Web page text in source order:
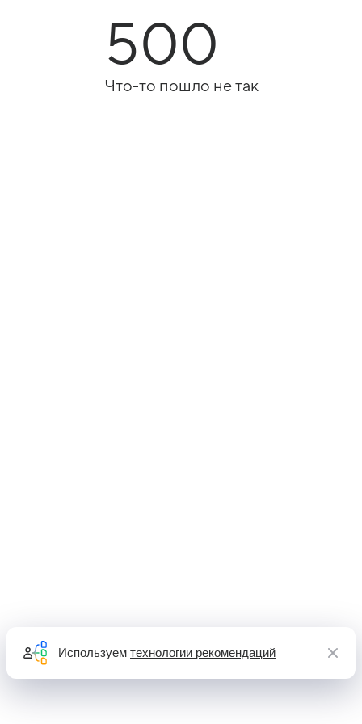
500
Что-то пошло не так
Используем технологии рекомендаций